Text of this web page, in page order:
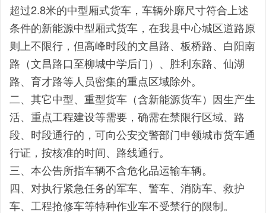
超过2.8米的中型厢式货车，车辆外廓尺寸符合上述
条件的新能源中型厢式货车，在我县中心城区道路原
则上不限行，但高峰时段的文昌路、板桥路、白阳南
路（文昌路口至柳城中学后门）、胜利东路、仙湖
路、育才路等人员密集的重点区域除外。
二、其它中型、重型货车（含新能源货车）因生产生
活、重点工程建设等需要，确需在禁限行区域、路
段、时段通行的，可向公安交警部门申领城市货车通
行证，按核准的时间、路线通行。
三、本公告所指车辆不含危化品运输车辆。
四、对执行紧急任务的军车、警车、消防车、救护
车、工程抢修车等特种作业车不受禁行的限制。